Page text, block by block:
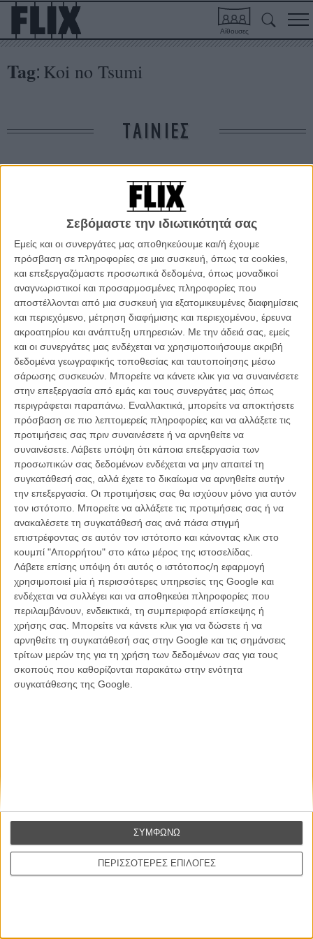
Σεβόμαστε την ιδιωτικότητά σας
Εμείς και οι συνεργάτες μας αποθηκεύουμε και/ή έχουμε
πρόσβαση σε πληροφορίες σε μια συσκευή, όπως τα cookies,
και επεξεργαζόμαστε προσωπικά δεδομένα, όπως μοναδικοί
αναγνωριστικοί και προσαρμοσμένες πληροφορίες που
αποστέλλονται από μια συσκευή για εξατομικευμένες διαφημίσεις
και περιεχόμενο, μέτρηση διαφήμισης και περιεχομένου, έρευνα
ακροατηρίου και ανάπτυξη υπηρεσιών. Με την άδειά σας, εμείς
και οι συνεργάτες μας ενδέχεται να χρησιμοποιήσουμε ακριβή
δεδομένα γεωγραφικής τοποθεσίας και ταυτοποίησης μέσω
σάρωσης συσκευών. Μπορείτε να κάνετε κλικ για να συναινέσετε
στην επεξεργασία από εμάς και τους συνεργάτες μας όπως
περιγράφεται παραπάνω. Εναλλακτικά, μπορείτε να αποκτήσετε
πρόσβαση σε πιο λεπτομερείς πληροφορίες και να αλλάξετε τις
προτιμήσεις σας πριν συναινέσετε ή να αρνηθείτε να
συναινέσετε. Λάβετε υπόψη ότι κάποια επεξεργασία των
προσωπικών σας δεδομένων ενδέχεται να μην απαιτεί τη
συγκατάθεσή σας, αλλά έχετε το δικαίωμα να αρνηθείτε αυτήν
την επεξεργασία. Οι προτιμήσεις σας θα ισχύουν μόνο για αυτόν
τον ιστότοπο. Μπορείτε να αλλάξετε τις προτιμήσεις σας ή να
ανακαλέσετε τη συγκατάθεσή σας ανά πάσα στιγμή
επιστρέφοντας σε αυτόν τον ιστότοπο και κάνοντας κλικ στο
κουμπί "Απορρήτου" στο κάτω μέρος της ιστοσελίδας.
Λάβετε επίσης υπόψη ότι αυτός ο ιστότοπος/η εφαρμογή
χρησιμοποιεί μία ή περισσότερες υπηρεσίες της Google και
ενδέχεται να συλλέγει και να αποθηκεύει πληροφορίες που
περιλαμβάνουν, ενδεικτικά, τη συμπεριφορά επίσκεψης ή
χρήσης σας. Μπορείτε να κάνετε κλικ για να δώσετε ή να
αρνηθείτε τη συγκατάθεσή σας στην Google και τις σημάνσεις
τρίτων μερών της για τη χρήση των δεδομένων σας για τους
σκοπούς που καθορίζονται παρακάτω στην ενότητα
συγκατάθεσης της Google.
ΠΕΡΙΣΣΟΤΕΡΕΣ ΕΠΙΛΟΓΕΣ
ΣΥΜΦΩΝΩ
Αίθουσες
Tag: Koi no Tsumi
ΤΑΙΝΙΕΣ
Δε βρέθηκαν σχετικές κριτικές ταινιών.
ΑΡΘΡΑ
Κάννες 2011: Το Δεκαπενθήμερο των Σκηνοθετών
ΘΕΜΑΤΑ /11 ΜΑΙ 2011/ Γιώργος Κρασσακόπουλος
Βιμ Βέντερς
Συνέντευξη
Η επιτυχία είναι υπερτιμημένη. Δεν σε κάνει
καλύτερο, δεν σε πάει πουθενά η επιτυχία. Είναι
απλώς ένα ωραίο, ανεβαστικό, επιφανειακό
συναίσθημα.»
CONNECT
Εγγράψου στο εβδομαδιαίο newsletter μας.
ΕΓΓΡΑΦΗ
Θέλω να λαμβάνω τα newsletter σας.